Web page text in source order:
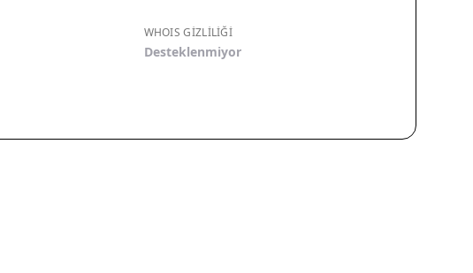
WHOIS GIZLILIĞI
Desteklenmiyor